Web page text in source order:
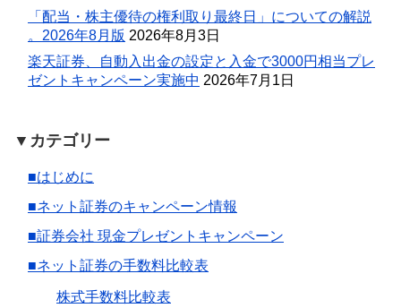
「配当・株主優待の権利取り最終日」についての解説
。2026年8月版 2026年8月3日
楽天証券、自動入出金の設定と入金で3000円相当プレ
ゼントキャンペーン実施中 2026年7月1日
▼カテゴリー
■はじめに
■ネット証券のキャンペーン情報
■証券会社 現金プレゼントキャンペーン
■ネット証券の手数料比較表
株式手数料比較表